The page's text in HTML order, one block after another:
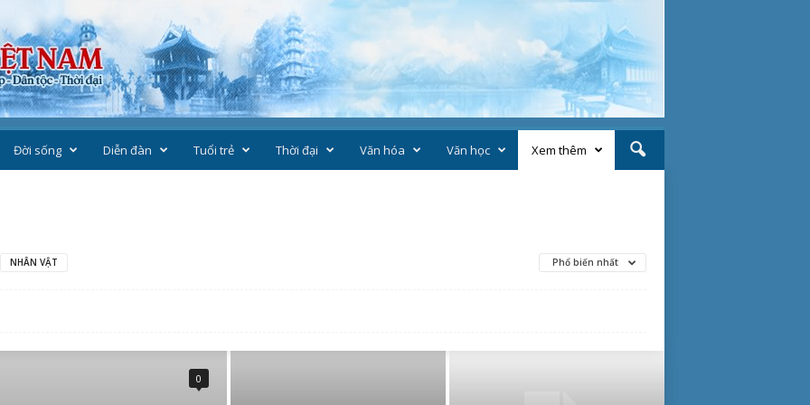
Đời sống Diễn đàn Tuổi trẻ Thời đại Văn hóa Văn học Xem thêm
NHÂN VẬT Phổ biến nhất
0